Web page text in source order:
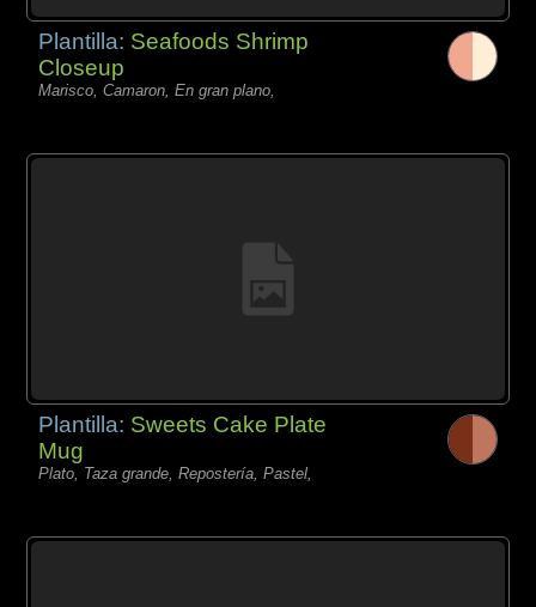
Plantilla: Seafoods Shrimp
Closeup
Marisco, Camaron, En gran plano,
Plantilla: Sweets Cake Plate
Mug
Plato, Taza grande, Repostería, Pastel,